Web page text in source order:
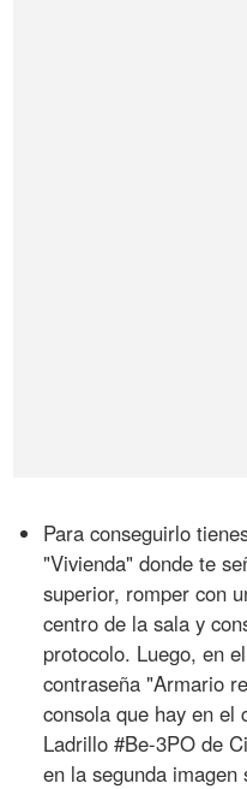
Para conseguirlo
"Vivienda" donde te
superior, romper con
centro de la sala y
protocolo. Luego, en
contraseña "Armario
consola que hay en el
Ladrillo #Be-3PO de
en la segunda imagen